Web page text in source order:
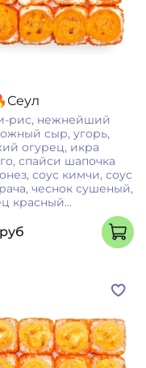
рис, нежнейший
сыр, угорь,
огурец, икра
спайси шапочка
соус кимчи, соус
чеснок сушеный,
красный...